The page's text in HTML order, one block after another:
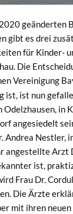
geän­derten
gibt es drei
für Kinder-
Die
Vere­ini­gung
ist, ist nun
Odelzhausen, in
ange­siedelt
Andrea Nestler,
angestellte Arzt
ist,
Frau Dr.
Die Ärzte
mit ihren